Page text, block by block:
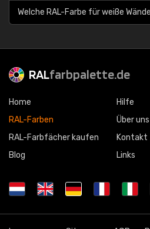
Welche RAL-Farbe für weiße
RALfarbpalette.de
Home
RAL-Farben
RAL-Farbfächer kaufen
Blog
Hilfe
Über uns
Kontakt
Links